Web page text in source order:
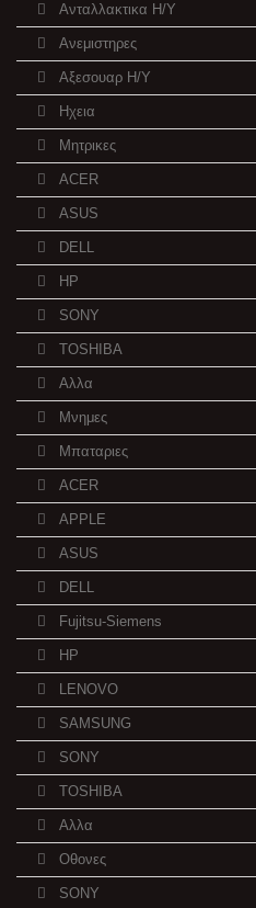
Ανταλλακτικα H/Y
Ανεμιστηρες
Αξεσουαρ Η/Υ
Ηχεια
Μητρικες
ACER
ASUS
DELL
HP
SONY
TOSHIBA
Αλλα
Μνημες
Μπαταριες
ACER
APPLE
ASUS
DELL
Fujitsu-Siemens
HP
LENOVO
SAMSUNG
SONY
TOSHIBA
Αλλα
Οθονες
SONY